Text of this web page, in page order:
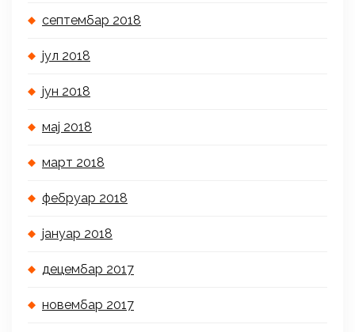
септембар 2018
јул 2018
јун 2018
мај 2018
март 2018
фебруар 2018
јануар 2018
децембар 2017
новембар 2017